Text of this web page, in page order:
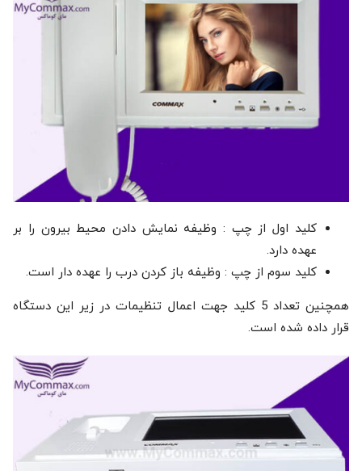
کلید اول از چپ : وظیفه نمایش دادن محیط بیرون را بر
عهده دارد.
کلید سوم از چپ : وظیفه باز کردن درب را عهده دار است.
همچنین تعداد 5 کلید جهت اعمال تنظیمات در زیر این دستگاه
قرار داده شده است.